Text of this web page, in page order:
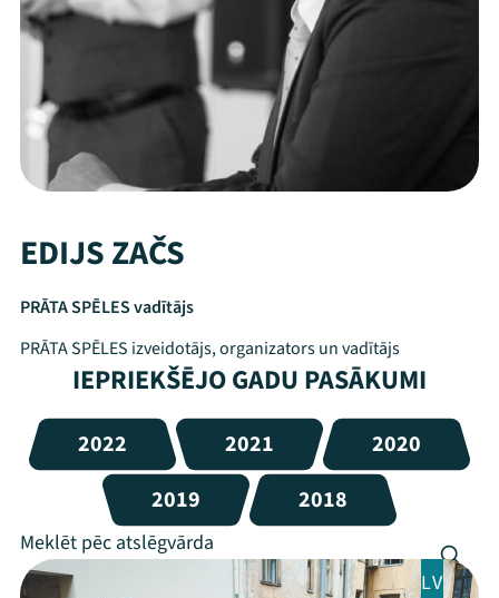
EDIJS ZAČS
PRĀTA SPĒLES vadītājs
PRĀTA SPĒLES izveidotājs, organizators un vadītājs
IEPRIEKŠĒJO GADU PASĀKUMI
2022 2021
2020
2019
2018
LV